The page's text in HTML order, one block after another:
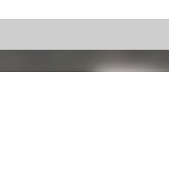
een perfecte date of breng een
release kijkt. Natuurlijk is
bijzonder moment te beleven.